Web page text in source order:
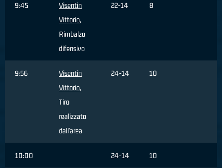
9:45
Visentin
Vittorio,
Rimbalzo
difensivo
22-14 8
9:56
Visentin
Vittorio,
Tiro
realizzato
dall'area
24-14 10
10:00 24-14 10